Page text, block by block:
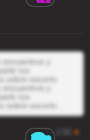
y
tus
sobre escorts
y
tus
sobre escorts
★